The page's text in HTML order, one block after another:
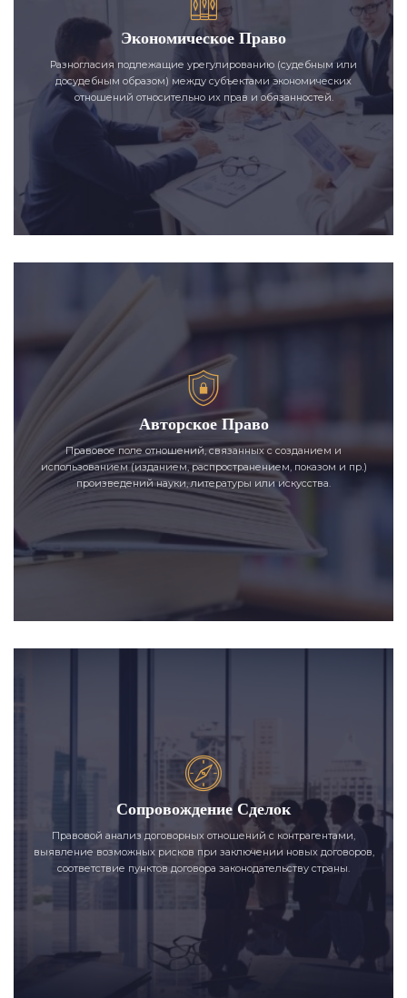
Экономическое Право
Разногласия подлежащие урегулированию (судебным или
досудебным образом) между субъектами экономических
отношений относительно их прав и обязанностей.
Авторское Право
Правовое поле отношений, связанных с созданием и
использованием (изданием, распространением, показом и пр.)
произведений науки, литературы или искусства.
Сопровождение Сделок
Правовой анализ договорных отношений с контрагентами,
выявление возможных рисков при заключении новых договоров,
соответствие пунктов договора законодательству страны.